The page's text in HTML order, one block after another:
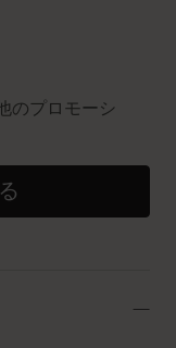
のプロモーシ